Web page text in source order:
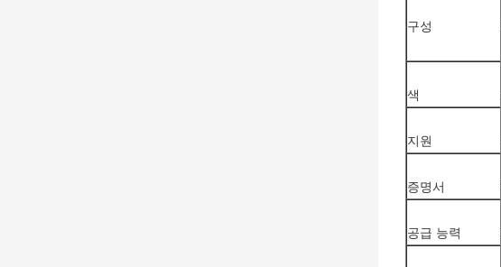
구성
색
지원
증명서
공급 능력